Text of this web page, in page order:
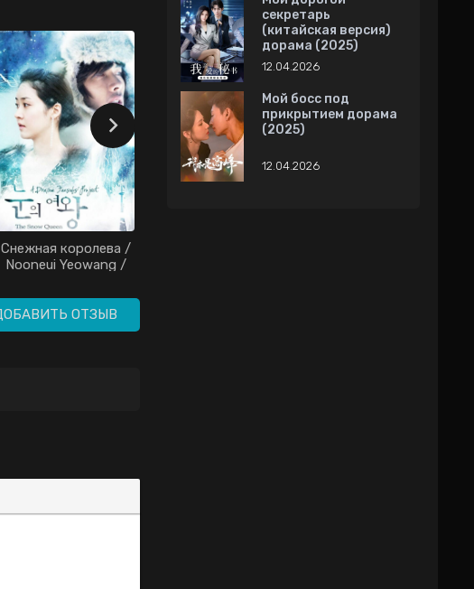
Снежная королева /
Nooneui Yeowang /
(2006)
ОТЗЫВ
секретарь
(китайская версия)
дорама (2025)
12.04.2026
Мой босс под
прикрытием дорама
(2025)
12.04.2026